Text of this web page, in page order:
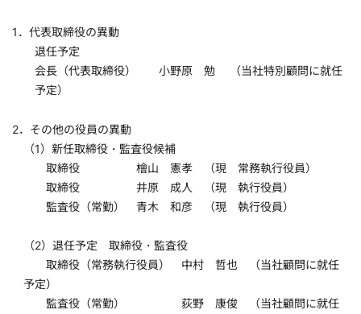
1．代表取締役の異動
退任予定
会長（代表取締役） 小野原 勉 （当社特別顧問に就任
予定）
2．その他の役員の異動
（1）新任取締役・監査役候補
取締役 檜山 憲孝 （現 常務執行役員）
取締役 井原 成人 （現 執行役員）
監査役（常勤） 青木 和彦 （現 執行役員）
（2）退任予定 取締役・監査役
取締役（常務執行役員） 中村 哲也 （当社顧問に就任
予定）
監査役（常勤） 荻野 康俊 （当社顧問に就任